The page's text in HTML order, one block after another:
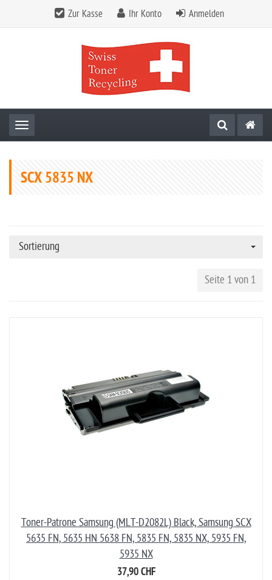
Zur Kasse Ihr Konto Anmelden
Toggle navigation
SCX 5835 NX
Sortierung
Seite 1 von 1
Toner-Patrone Samsung (MLT-D2082L) Black, Samsung SCX
5635 FN, 5635 HN 5638 FN, 5835 FN, 5835 NX, 5935 FN,
5935 NX
37,90 CHF